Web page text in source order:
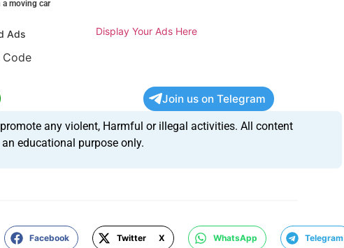
moving car
Ads Display Your Ads Here
Code
Join us on Telegram
any violent, Harmful or illegal activities. All content
educational purpose only.
Facebook Twitter X WhatsApp Telegram